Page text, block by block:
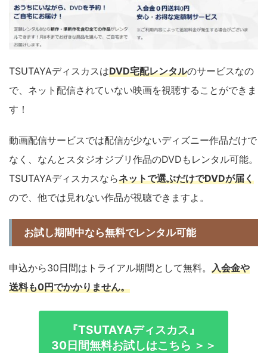
TSUTAYAディスカスはDVD宅配レンタルのサービスなの
で、ネット配信されていない映画を視聴することができま
す！
動画配信サービスでは配信が少ないディズニー作品だけで
なく、なんとスタジオジブリ作品のDVDもレンタル可能。
TSUTAYAディスカスならネットで選ぶだけでDVDが届く
ので、他では見れない作品が視聴できますよ。
お試し期間中なら無料でレンタル可能
申込から30日間はトライアル期間として無料。 入会金や
送料も0円でかかりません。
『TSUTAYAディスカス』
30日間無料お試しはこちら ＞＞